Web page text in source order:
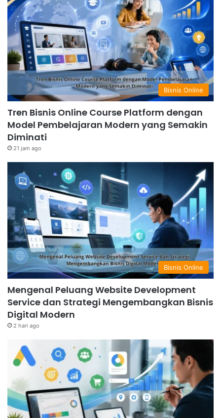
Bisnis Online
Tren Bisnis Online Course Platform dengan
Model Pembelajaran Modern yang Semakin
Diminati
21 jam ago
Bisnis Online
Mengenal Peluang Website Development
Service dan Strategi Mengembangkan Bisnis
Digital Modern
2 hari ago